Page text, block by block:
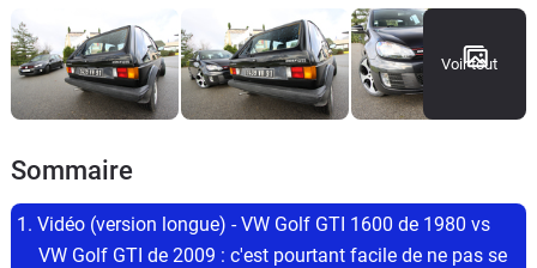
Voir tout
Sommaire
1. Vidéo (version longue) - VW Golf GTI 1600 de 1980 vs
VW Golf GTI de 2009 : c'est pourtant facile de ne pas se